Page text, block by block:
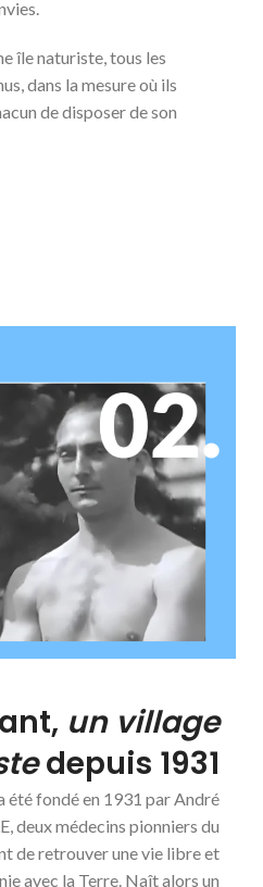
île naturiste, tous les
dans la mesure où ils
de disposer de son
un village
depuis 1931
été fondé en 1931 par André
deux médecins pionniers du
de retrouver une vie libre et
avec la Terre. Naît alors un